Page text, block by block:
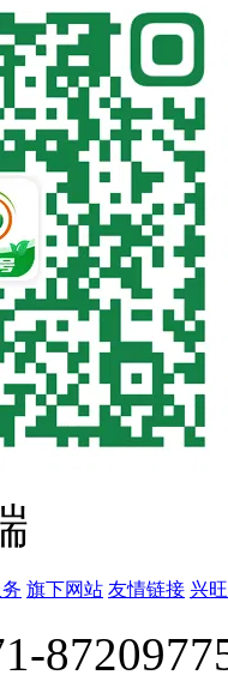
旗下网站 友情链接 兴